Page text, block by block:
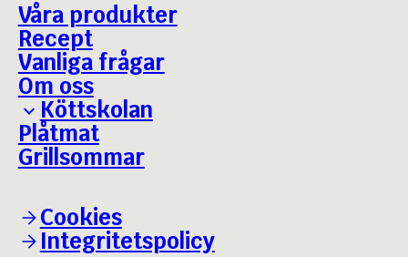
Våra produkter
Recept
Vanliga frågar
Om oss
Köttskolan
Grillguiden
Bäst i test - Julskinka
Plåtmat
Grillsommar
Cookies
Integritetspolicy